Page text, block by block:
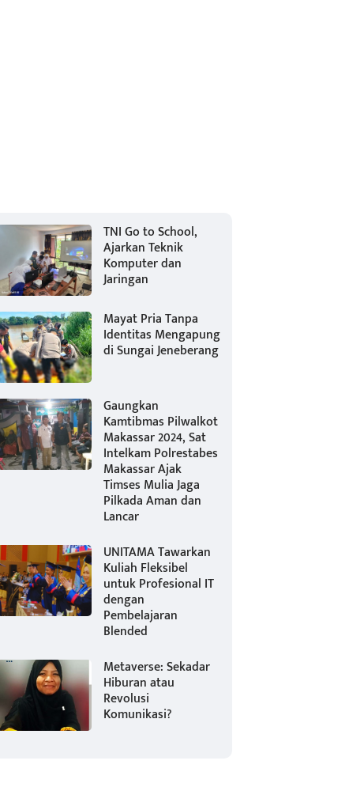
TNI Go to School,
Ajarkan Teknik
Komputer dan
Jaringan
Mayat Pria Tanpa
Identitas Mengapung
di Sungai Jeneberang
Gaungkan
Kamtibmas Pilwalkot
Makassar 2024, Sat
Intelkam Polrestabes
Makassar Ajak
Timses Mulia Jaga
Pilkada Aman dan
Lancar
UNITAMA Tawarkan
Kuliah Fleksibel
untuk Profesional IT
dengan
Pembelajaran
Blended
Metaverse: Sekadar
Hiburan atau
Revolusi
Komunikasi?